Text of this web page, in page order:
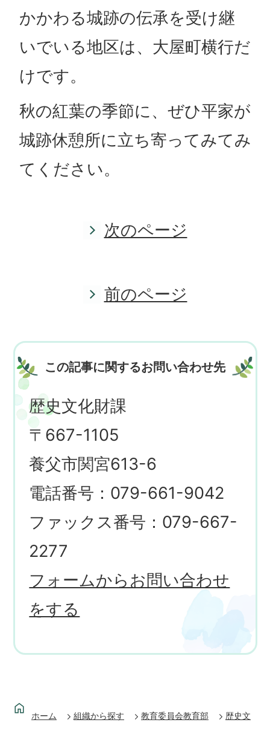
かかわる城跡の伝承を受け継
いでいる地区は、大屋町横行だ
けです。
秋の紅葉の季節に、ぜひ平家が
城跡休憩所に立ち寄ってみてみ
てください。
次のページ
前のページ
この記事に関するお問い合わせ先
歴史文化財課
〒667-1105
養父市関宮613-6
電話番号：079-661-9042
ファックス番号：079-667-
2277
フォームからお問い合わせ
をする
ホーム 組織から探す 教育委員会教育部 歴史文